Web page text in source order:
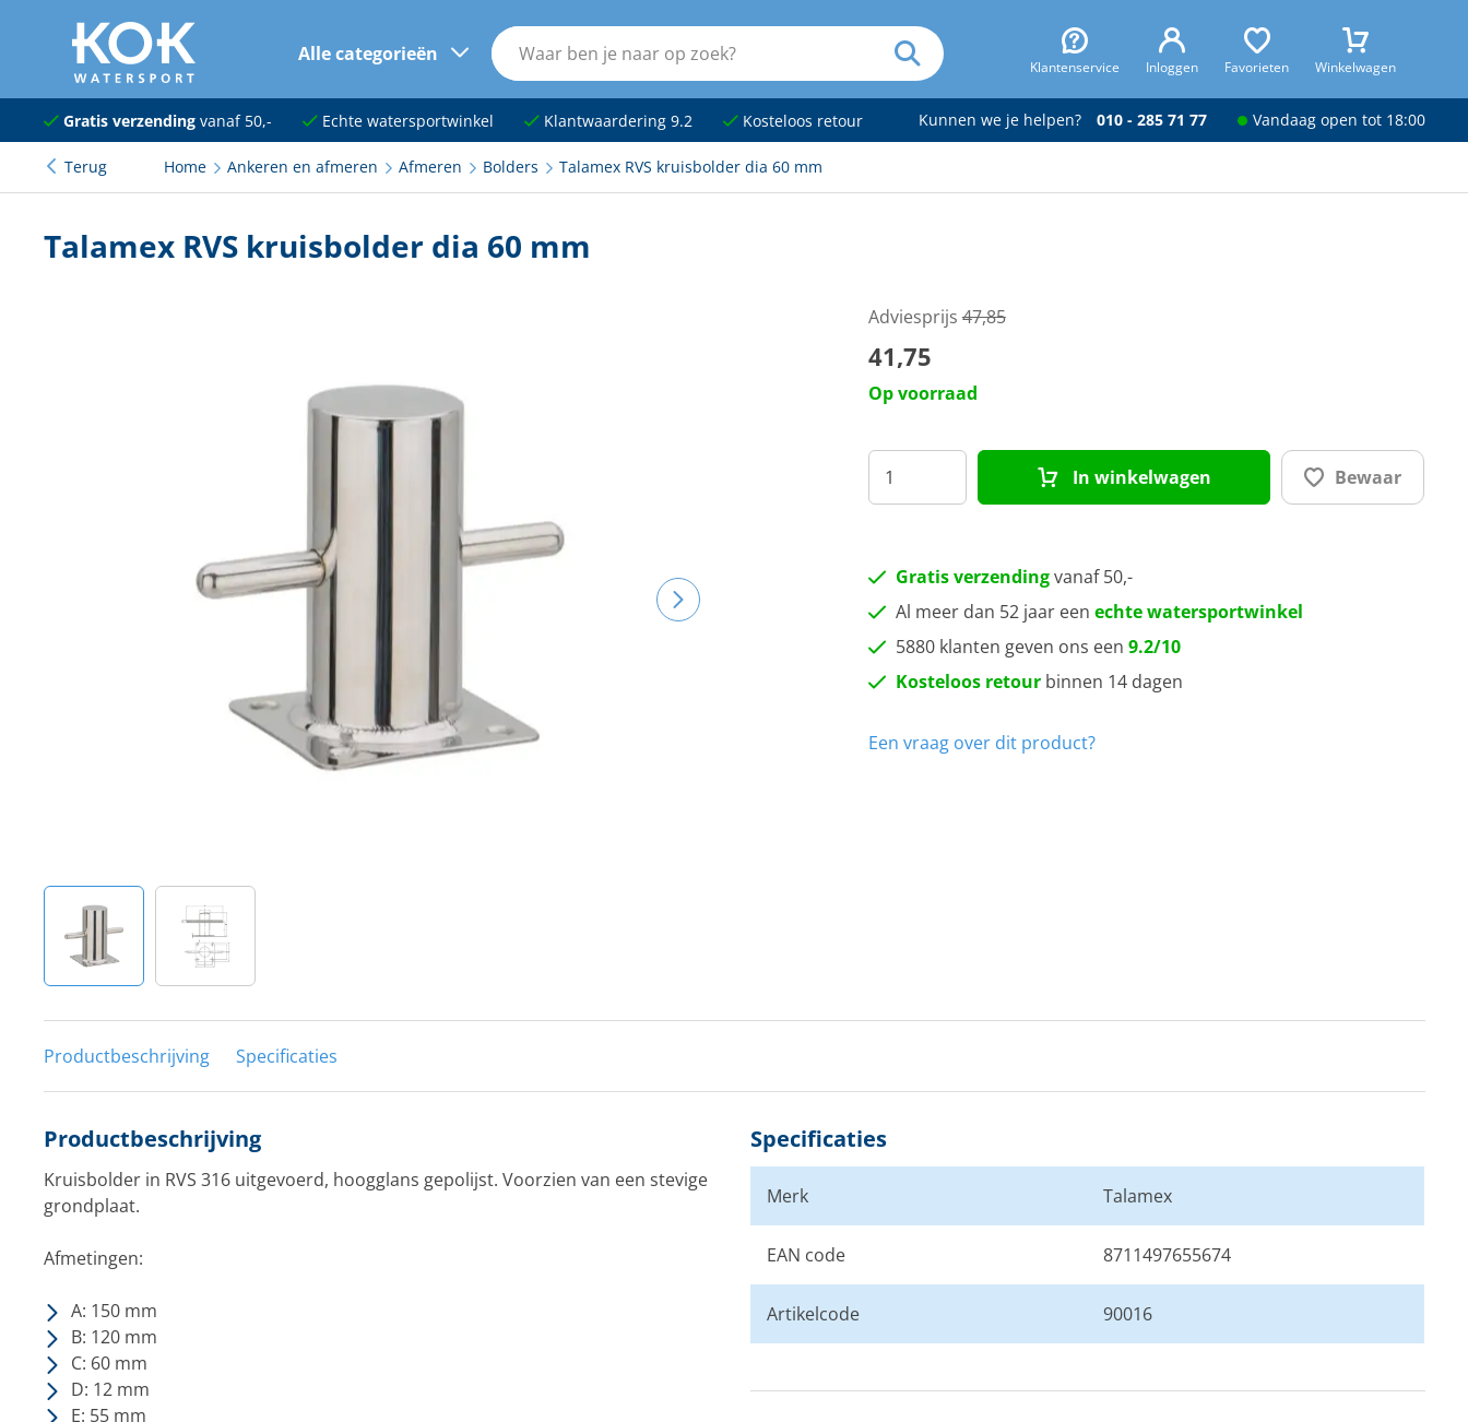
naar hoofdinhoud
Alle categorieën
Klantenservice Inloggen Favorieten Winkelwagen
Navigatie
Dekuitrusting
Tuigage en dekbeslag
Meubels en lifestyle
Gratis verzendingvanaf 50,- Echte watersportwinkel Klantwaardering 9.2 Kosteloos retour Kunnen we je helpen? 010 - 285 71 77 Vandaag open tot 18:00
Terug Home Ankeren en afmeren Afmeren Bolders Talamex RVS kruisbolder dia 60 mm
Talamex RVS kruisbolder dia 60 mm
Adviesprijs47,85
41,75
Op voorraad
In winkelwagen Bewaar
Gratis verzendingvanaf 50,-
Al meer dan 52 jaar een echte watersportwinkel
5880 klanten geven ons een 9.2/10
Kosteloos retourbinnen 14 dagen
Een vraag over dit product?
Productbeschrijving Specificaties
Productbeschrijving
Kruisbolder in RVS 316 uitgevoerd, hoogglans gepolijst. Voorzien van een stevige
grondplaat.
Afmetingen:
A: 150 mm
B: 120 mm
C: 60 mm
D: 12 mm
E: 55 mm
Specificaties
Merk Talamex
EAN code 8711497655674
Artikelcode 90016